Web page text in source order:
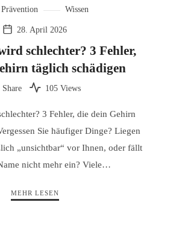
Prävention
Wissen
28. April 2026
schlechter? 3 Fehler,
täglich schädigen
Share 105 Views
3 Fehler, die dein Gehirn
Sie häufiger Dinge? Liegen
„unsichtbar“ vor Ihnen, oder fällt
nicht mehr ein? Viele…
MEHR LESEN